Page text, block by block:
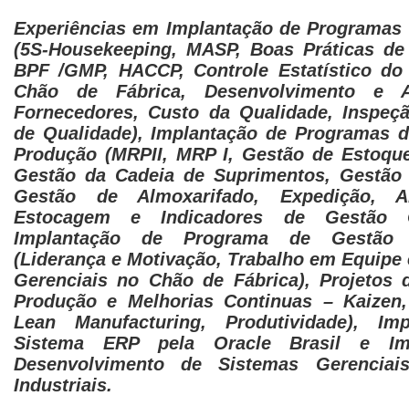
Experiências em Implantação de Programas
(5S-Housekeeping, MASP, Boas Práticas
BPF /GMP, HACCP, Controle Estatístico
Chão de Fábrica, Desenvolvimento e
Fornecedores, Custo da Qualidade,
de Qualidade), Implantação de Programas
Produção (MRPII, MRP I, Gestão de
Gestão da Cadeia de Suprimentos,
Gestão de Almoxarifado, Expedição,
Estocagem e Indicadores de Gestão
Implantação de Programa de Gestão
(Liderança e Motivação, Trabalho em Equipe
Gerenciais no Chão de Fábrica), Projetos
Produção e Melhorias Continuas –
Lean Manufacturing, Produtividade),
Sistema ERP pela Oracle Brasil e
Desenvolvimento de Sistemas
Industriais.